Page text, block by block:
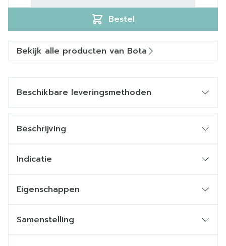
Bestel
Bekijk alle producten van Bota
Beschikbare leveringsmethoden
Beschrijving
Indicatie
Eigenschappen
Samenstelling